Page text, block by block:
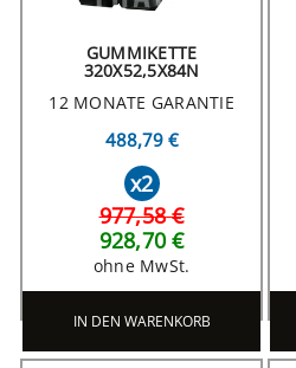
GUMMIKETTE
320X52,5X84N
12 MONATE GARANTIE
488,79 €
x2
977,58 €
928,70 €
ohne MwSt.
IN DEN WARENKORB